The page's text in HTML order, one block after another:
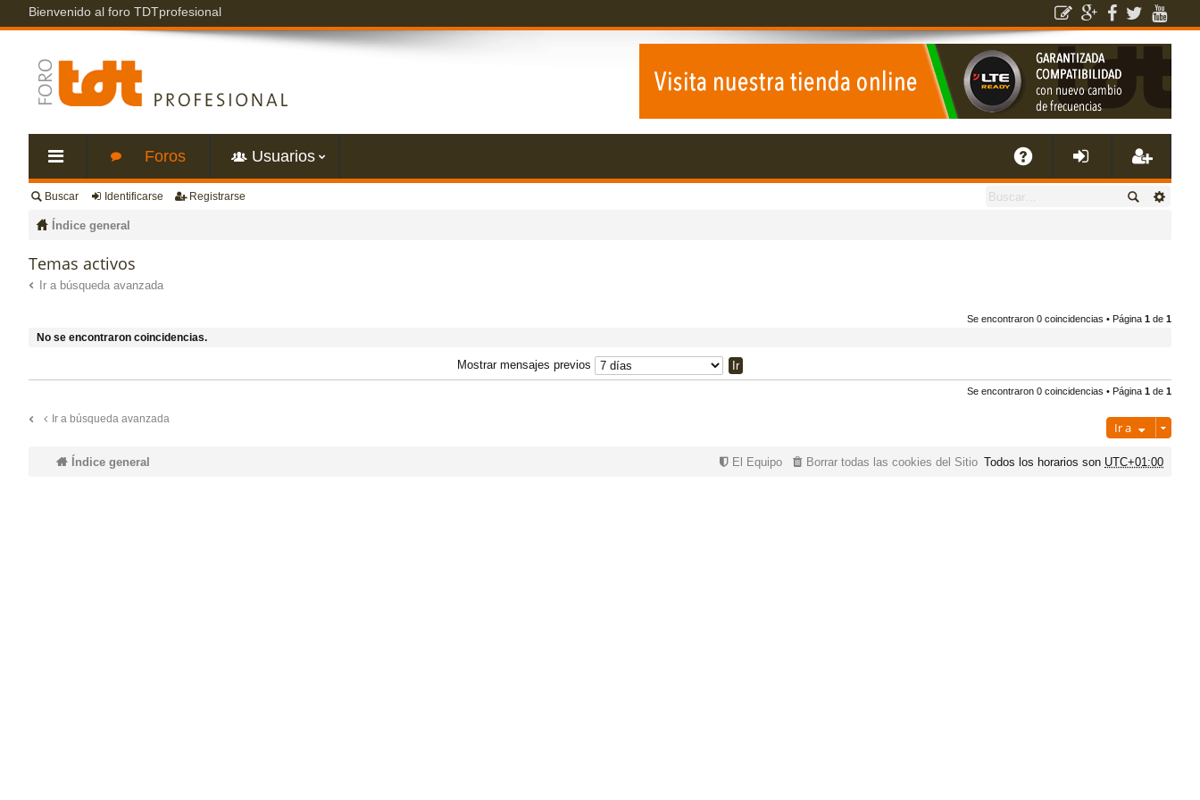
Bienvenido al foro TDTprofesional
nl
es
rá
pi
do
Foros Usuarios
A
se
eg
e
Buscar Identificarse Registrarse
Índice general
Temas activos
Ir a búsqueda avanzada
Se encontraron 0 coincidencias • Página 1 de 1
No se encontraron coincidencias.
Mostrar mensajes previos
Se encontraron 0 coincidencias • Página 1 de 1
Ir a búsqueda avanzada
Ir a
Índice general Todos los horarios son UTC+01:00
Borrar todas las cookies del Sitio
El Equipo